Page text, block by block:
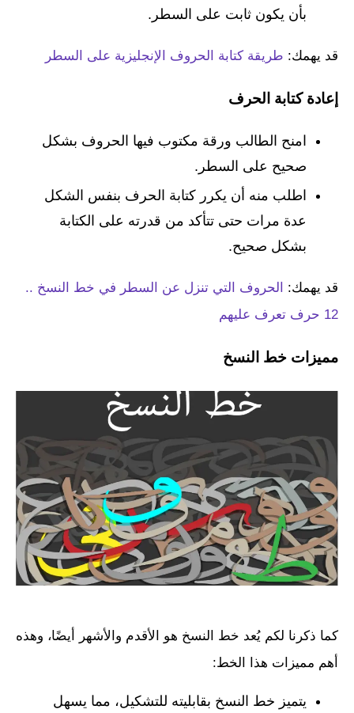
بأن يكون ثابت على السطر.
قد يهمك: طريقة كتابة الحروف الإنجليزية على السطر
إعادة كتابة الحرف
امنح الطالب ورقة مكتوب فيها الحروف بشكل
صحيح على السطر.
اطلب منه أن يكرر كتابة الحرف بنفس الشكل
عدة مرات حتى تتأكد من قدرته على الكتابة
بشكل صحيح.
قد يهمك:
الحروف التي تنزل عن السطر في خط النسخ ..
12 حرف تعرف عليهم
مميزات خط النسخ
كما ذكرنا لكم يُعد خط النسخ هو الأقدم والأشهر أيضًا، وهذه
أهم مميزات هذا الخط:
يتميز خط النسخ بقابليته للتشكيل، مما يسهل